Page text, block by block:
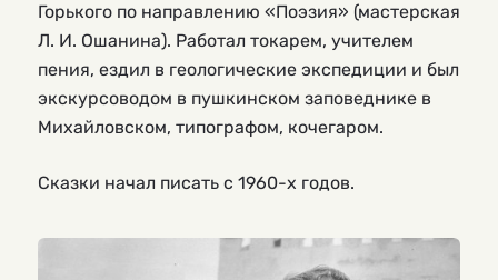
Горького по направлению «Поэзия» (мастерская
Л. И. Ошанина). Работал токарем, учителем
пения, ездил в геологические экспедиции и был
экскурсоводом в пушкинском заповеднике в
Михайловском, типографом, кочегаром.
Сказки начал писать с 1960-х годов.